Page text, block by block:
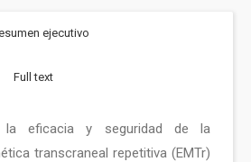
ejecutivo
Full text
la eficacia y seguridad de la
transcraneal repetitiva (EMTr)